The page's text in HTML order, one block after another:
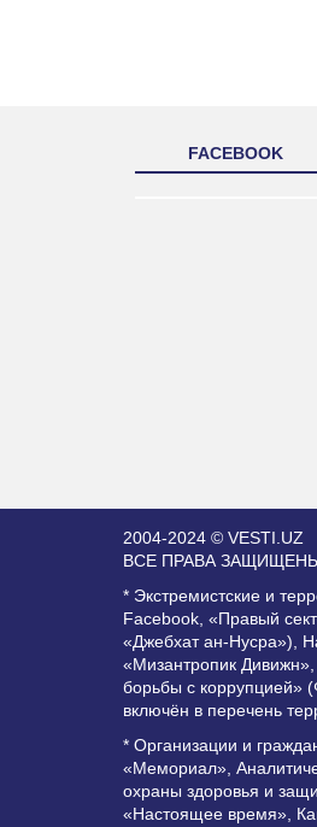
FACEBOOK
2004-2024 © VESTI.UZ
ВСЕ ПРАВА
* Экстремистские и
Facebook, «Правый
«Джебхат ан-Нусра»),
«Мизантропик
борьбы с коррупцией»
включён в перечень
* Организации и
«Мемориал»,
охраны здоровья и
«Настоящее время»,